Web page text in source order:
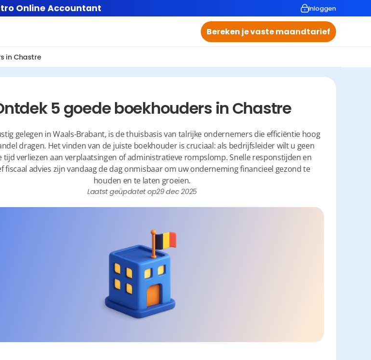
Online Accountant Inloggen
Bereken je vaste maandtarief
in Chastre
5 goede boekhouders in Chastre
gelegen in Waals-Brabant, is de thuisbasis van talrijke ondernemers die efficiëntie hoog
dragen. Het vinden van de juiste boekhouder is cruciaal: als bedrijfsleider wilt u geen
tijd verliezen aan verplaatsingen of administratieve rompslomp. Snelle responstijden en
fiscaal advies zijn vandaag de dag onmisbaar om uw onderneming financieel gezond te
houden en te laten groeien.
Laatst geüpdatet op29 dec 2025